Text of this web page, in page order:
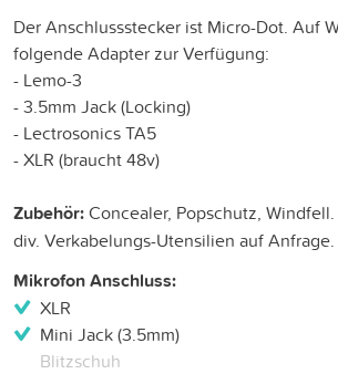
Der Anschlussstecker ist Micro-Dot. Auf
folgende Adapter zur Verfügung:
- Lemo-3
- 3.5mm Jack (Locking)
- Lectrosonics TA5
- XLR (braucht 48v)
Zubehör:Concealer, Popschutz,
div. Verkabelungs-Utensilien auf Anfrage.
Mikrofon Anschluss:
XLR
Mini Jack (3.5mm)
Blitzschuh